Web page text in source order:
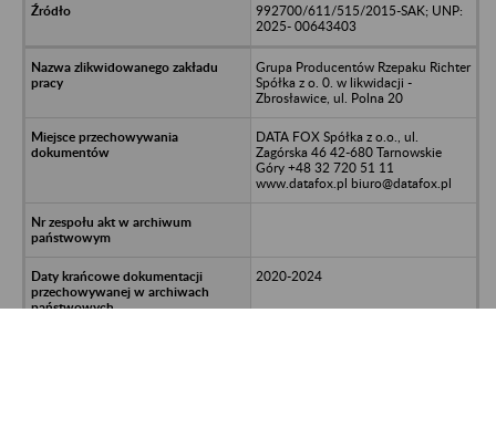
992700/611/515/2015-SAK; UNP:
2025- 00643403
Grupa Producentów Rzepaku Richter
Spółka z o. 0. w likwidacji -
Zbrosławice, ul. Polna 20
DATA FOX Spółka z o.o., ul.
Zagórska 46 42-680 Tarnowskie
Góry +48 32 720 51 11
www.datafox.pl biuro@datafox.pl
2020-2024